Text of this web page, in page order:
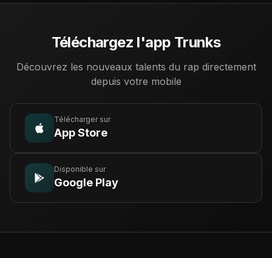
Téléchargez l'app Trunks
Découvrez les nouveaux talents du rap directement
depuis votre mobile
Télécharger sur
App Store
Disponible sur
Google Play